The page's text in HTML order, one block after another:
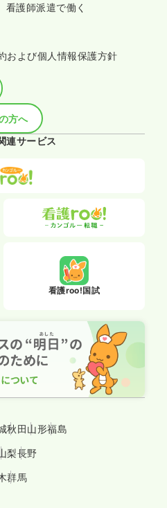
看護師派遣で働く
および個人情報保護方針
方へ
連サービス
看護roo!国試
秋田山形福島
梨長野
群馬